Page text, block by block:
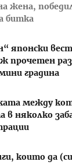
жена,
битка
японски
прочетен
градина
между
в няколко
които да